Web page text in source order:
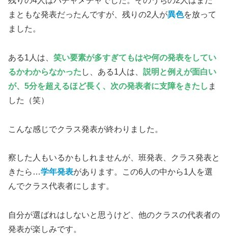
まともな発表だったんですが、残りの2人が異色を放って
ました。
ある1人は、 笑い要素が多すぎてもはや何の発表をしてい
るかわからなかった し、ある1人は、 説明と例えが面白い
が、5分を超えるほど長く、次の発表者に支障をきたし ま
した（笑）
こんな感じでクラス発表が終わりました。
察した人もいるかもしれませんが、班発表、クラス発表と
きたら…学年発表があります。この6人の中から1人を選
んでクラス代表者にします。
自分が選ばれはしないと思うけど、他のクラスの代表者の
発表が楽しみです。